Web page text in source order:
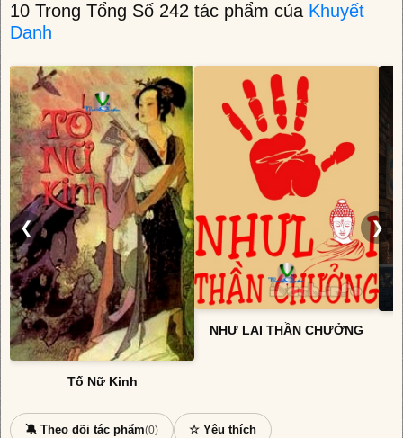
10 Trong Tổng Số 242 tác phẩm của Khuyết
Danh
❮
Tố Nữ Kinh
NHƯ LAI THẦN CHƯỞNG
❯
🔕 Theo dõi tác phẩm(0) ☆ Yêu thích